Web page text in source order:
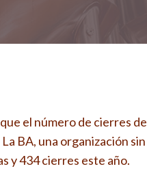
el número de cierres de
BA, una organización sin
y 434 cierres este año.